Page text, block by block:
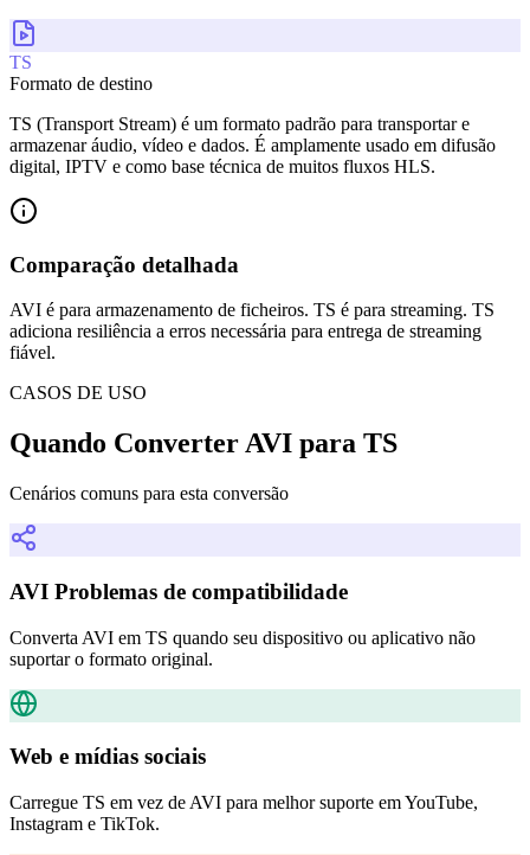
TS
Formato de destino
TS (Transport Stream) é um formato padrão para transportar e
armazenar áudio, vídeo e dados. É amplamente usado em difusão
digital, IPTV e como base técnica de muitos fluxos HLS.
Comparação detalhada
AVI é para armazenamento de ficheiros. TS é para streaming. TS
adiciona resiliência a erros necessária para entrega de streaming
fiável.
CASOS DE USO
Quando Converter AVI para TS
Cenários comuns para esta conversão
AVI Problemas de compatibilidade
Converta AVI em TS quando seu dispositivo ou aplicativo não
suportar o formato original.
Web e mídias sociais
Carregue TS em vez de AVI para melhor suporte em YouTube,
Instagram e TikTok.